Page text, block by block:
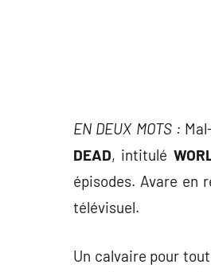
EN DEUX MOTS :
DEAD, intitulé
épisodes. Avare en
télévisuel.
Un calvaire pour